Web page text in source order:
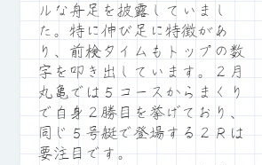
ルな舟足を披露していまし
た。特に伸び足に特徴があ
り、前検タイムもトップの数
字を叩き出しています。２月
丸亀では５コースからまくり
で自身２勝目を挙げており、
同じ５号艇で登場する２Ｒは
要注目です。